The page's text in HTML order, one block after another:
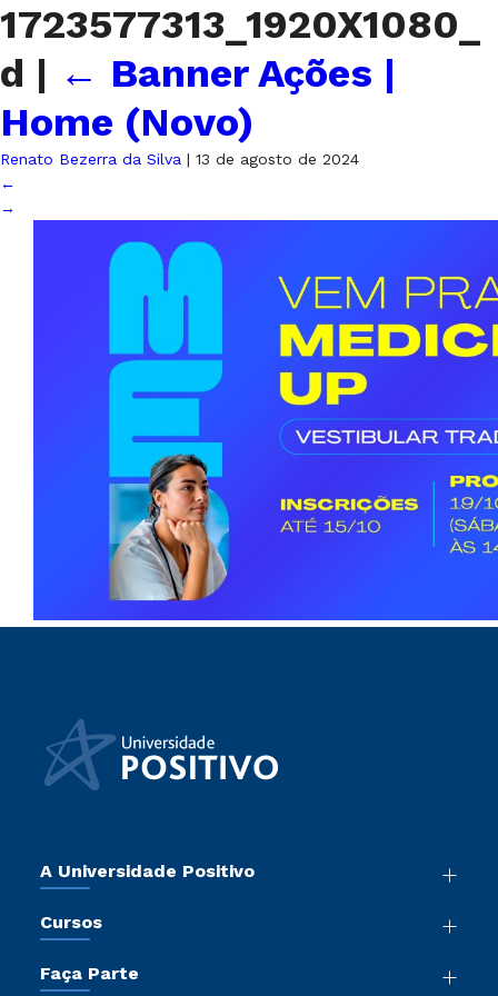
1723577313_1920X1080_
d | ← Banner Ações |
Home (Novo)
Renato Bezerra da Silva | 13 de agosto de 2024
←
→
A Universidade Positivo
Sala de Imprensa
Cursos
Pós-Graduação
Faça Parte